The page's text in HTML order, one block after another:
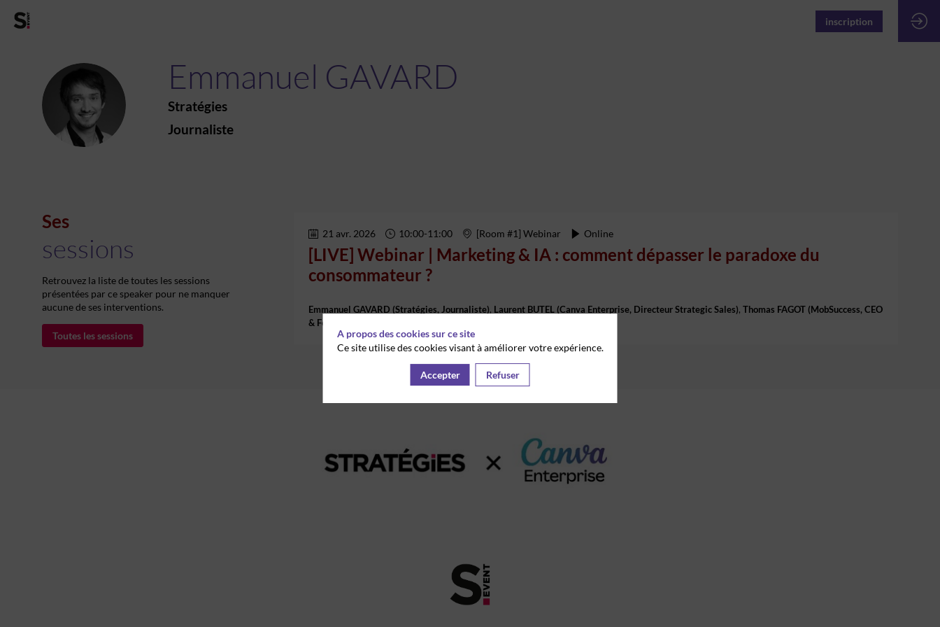
inscription
EG
Emmanuel GAVARD
Stratégies
Journaliste
Ses
sessions
Retrouvez la liste de toutes les sessions
présentées par ce speaker pour ne manquer
aucune de ses interventions.
Toutes les sessions
21 avr. 2026 10:00-11:00 [Room #1] Webinar Online
[LIVE] Webinar | Marketing & IA : comment dépasser le paradoxe du
consommateur ?
Emmanuel GAVARD (Stratégies, Journaliste) Laurent BUTEL (Canva Enterprise, Directeur Strategic Sales) Thomas FAGOT (MobSuccess, CEO
& Founder
A propos des cookies sur ce site
Ce site utilise des cookies visant à améliorer votre expérience.
Accepter Refuser